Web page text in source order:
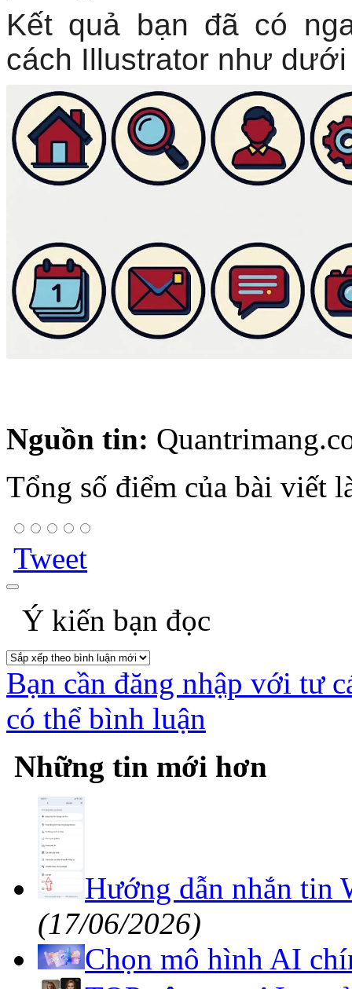
Kết quả bạn đã có
cách Illustrator như dưới
Nguồn tin:
Tổng số điểm của bài viết
Tweet
Ý kiến bạn đọc
Bạn cần đăng nhập với tư
có thể bình luận
Những tin mới hơn
Hướng dẫn nhắn tin
(17/06/2026)
Chọn mô hình AI